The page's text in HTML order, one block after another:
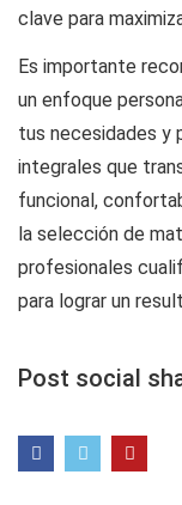
clave para
Es importante
un enfoque
tus necesidades y
integrales que
funcional,
la selección de
profesionales
para lograr un
Post social